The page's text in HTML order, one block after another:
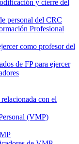
y cierre del
personal del CRC
Profesional
como profesor del
de FP para ejercer
con el
(VMP)